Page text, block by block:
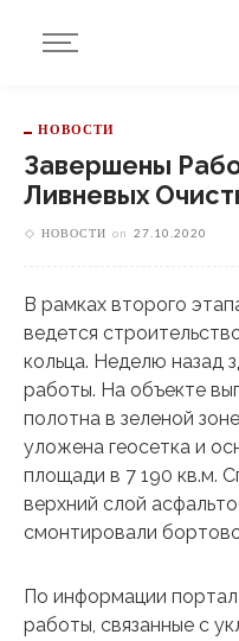
НОВОСТИ
Завершены
Ливневых
НОВОСТИ on 27.10.2020
В рамках второго
ведется
кольца. Неделю назад
работы. На объекте
полотна в зеленой
уложена геосетка и
площади в 7 190 кв.м.
верхний слой
смонтировали
По информации
работы, связанные с